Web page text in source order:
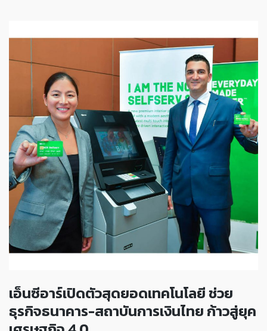
เอ็นซีอาร์เปิดตัวสุดยอดเทคโนโลยี ช่วย
ธุรกิจธนาคาร-สถาบันการเงินไทย ก้าวสู่ยุค